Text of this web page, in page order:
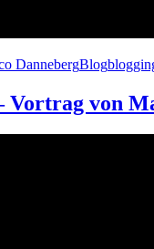
DannebergKategorien
Blog
Vortrag von